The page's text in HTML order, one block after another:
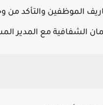
الموظفين والتأكد من
الشفافية مع المدير